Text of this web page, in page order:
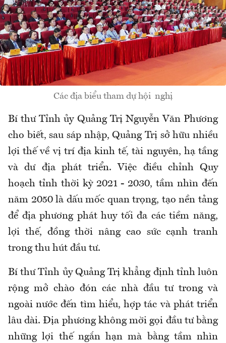
Các địa biểu tham dự hội nghị
Bí thư Tỉnh ủy Quảng Trị Nguyễn Văn Phương
cho biết, sau sáp nhập, Quảng Trị sở hữu nhiều
lợi thế về vị trí địa kinh tế, tài nguyên, hạ tầng
và dư địa phát triển. Việc điều chỉnh Quy
hoạch tỉnh thời kỳ 2021 - 2030, tầm nhìn đến
năm 2050 là dấu mốc quan trọng, tạo nền tảng
để địa phương phát huy tối đa các tiềm năng,
lợi thế, đồng thời nâng cao sức cạnh tranh
trong thu hút đầu tư.
Bí thư Tỉnh ủy Quảng Trị khẳng định tỉnh luôn
rộng mở chào đón các nhà đầu tư trong và
ngoài nước đến tìm hiểu, hợp tác và phát triển
lâu dài. Địa phương không mời gọi đầu tư bằng
những lợi thế ngắn hạn mà bằng tầm nhìn